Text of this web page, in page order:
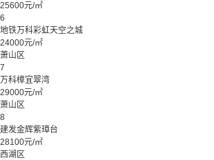
25600元/㎡
6
地铁万科彩虹天空之城
24000元/㎡
萧山区
7
万科樟宜翠湾
29000元/㎡
萧山区
8
建发金辉紫璋台
28100元/㎡
西湖区